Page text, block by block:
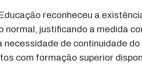
reconheceu a
justificando a medida
de continuidade
com formação superior